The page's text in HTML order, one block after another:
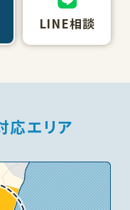
LINE相談
応エリア